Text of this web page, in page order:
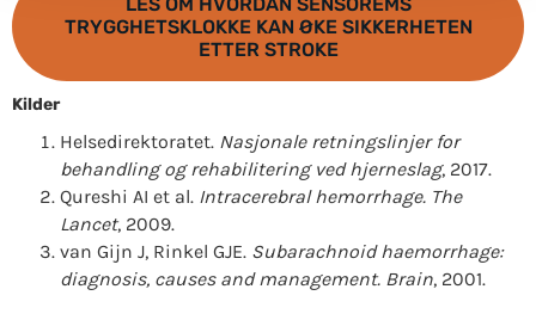
TRYGGHETSKLOKKE KAN ØKE SIKKERHETEN
ETTER STROKE
Kilder
Helsedirektoratet. Nasjonale retningslinjer for
behandling og rehabilitering ved hjerneslag, 2017.
Qureshi AI et al. Intracerebral hemorrhage. The
Lancet, 2009.
van Gijn J, Rinkel GJE. Subarachnoid haemorrhage:
diagnosis, causes and management. Brain, 2001.